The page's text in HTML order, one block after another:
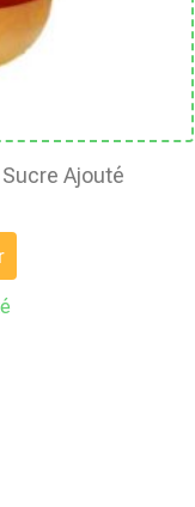
Ajouté